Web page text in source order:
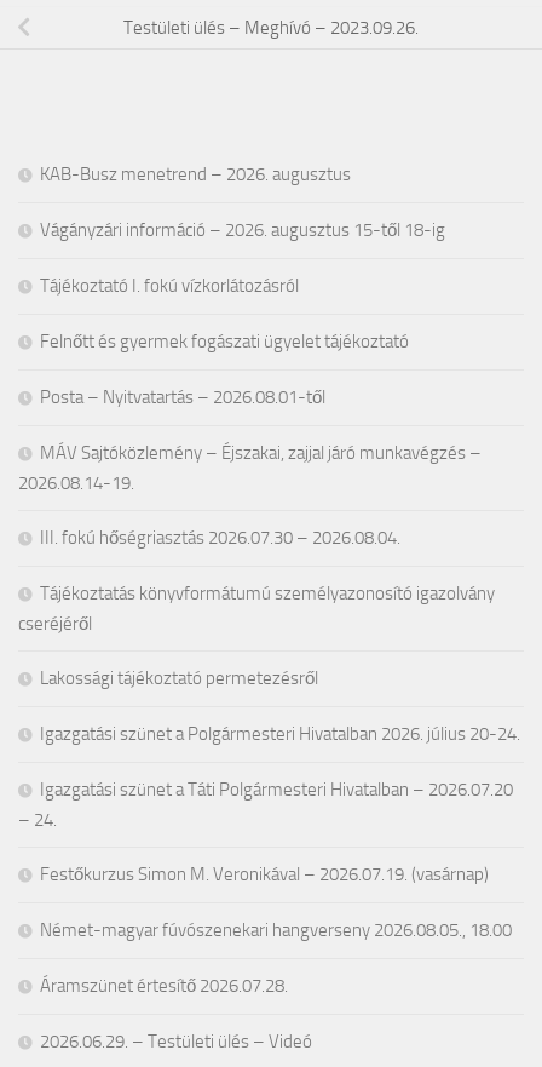
Testületi ülés – Meghívó – 2023.09.26.
KAB-Busz menetrend – 2026. augusztus
Vágányzári információ – 2026. augusztus 15-től 18-ig
Tájékoztató I. fokú vízkorlátozásról
Felnőtt és gyermek fogászati ügyelet tájékoztató
Posta – Nyitvatartás – 2026.08.01-től
MÁV Sajtóközlemény – Éjszakai, zajjal járó munkavégzés –
2026.08.14-19.
III. fokú hőségriasztás 2026.07.30 – 2026.08.04.
Tájékoztatás könyvformátumú személyazonosító igazolvány
cseréjéről
Lakossági tájékoztató permetezésről
Igazgatási szünet a Polgármesteri Hivatalban 2026. július 20-24.
Igazgatási szünet a Táti Polgármesteri Hivatalban – 2026.07.20
– 24.
Festőkurzus Simon M. Veronikával – 2026.07.19. (vasárnap)
Német-magyar fúvószenekari hangverseny 2026.08.05., 18.00
Áramszünet értesítő 2026.07.28.
2026.06.29. – Testületi ülés – Videó